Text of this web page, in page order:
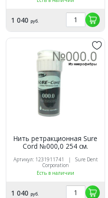
1 040 руб.
Нить ретракционная Sure
Cord №000,0 254 см.
Артикул: 1231911741 | Sure Dent
Corporation
Есть в наличии
1 040 руб.